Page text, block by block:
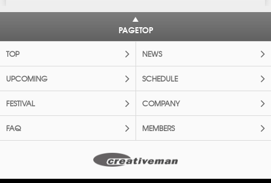
PAGETOP
TOP NEWS
UPCOMING SCHEDULE
FESTIVAL COMPANY
FAQ MEMBERS